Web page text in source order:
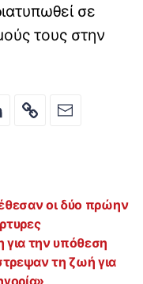
σε
τους στην
οι δύο πρώην
την υπόθεση
τη ζωή για